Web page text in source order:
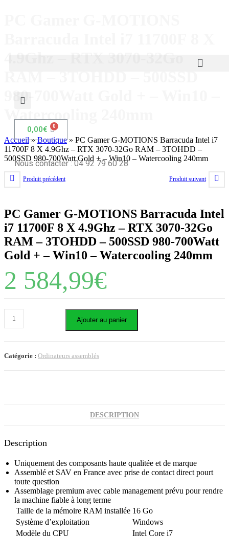
0,00€
Nous contacter : 04 92 79 60 28
980-700Watt Gold + – Win10 –
Watercooling 240mm
Accueil»Boutique» PC Gamer G-MOTIONS Barracuda Intel i7
11700F 8 X 4.9Ghz – RTX 3070-32Go RAM – 3TOHDD –
500SSD 980-700Watt Gold + – Win10 – Watercooling 240mm
Produit précédent Produit suivant
PC Gamer G-MOTIONS Barracuda Intel
i7 11700F 8 X 4.9Ghz – RTX 3070-32Go
RAM – 3TOHDD – 500SSD 980-700Watt
Gold + – Win10 – Watercooling 240mm
2 584,99€
Ajouter au panier
Catégorie : Ordinateurs assemblés
DESCRIPTION
Description
Uniquement des composants haute qualitée et de marque
Assemblé et SAV en France avec prise de contact direct pourt
toute question
Assemblage premium avec cable management prévu pour rendre
la machine fiable à long terme
Taille de la mémoire RAM installée 16 Go
Système d’exploitation
Windows
Modèle du CPU
Intel Core i7